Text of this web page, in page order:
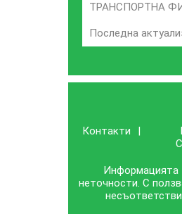
ТРАНСПОРТНА
Последна
Контакти |
Информацията
неточности. С